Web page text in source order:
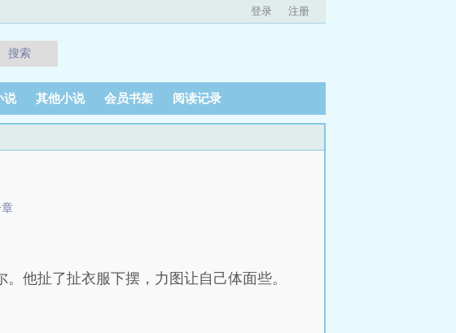
登录 注册
搜索
说 其他小说 会员书架 阅读记录
他扯了扯衣服下摆，力图让自己体面些。